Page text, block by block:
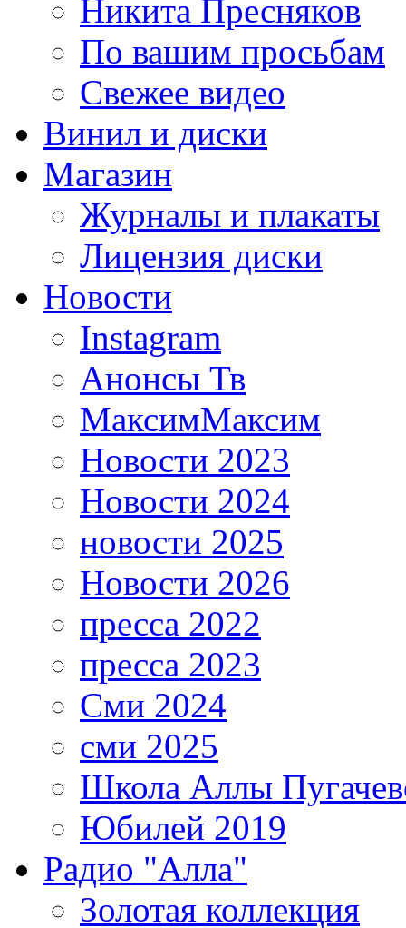
Никита Пресняков
По вашим просьбам
Свежее видео
Винил и диски
Магазин
Журналы и плакаты
Лицензия диски
Новости
Instagram
Анонсы Тв
МаксимМаксим
Новости 2023
Новости 2024
новости 2025
Новости 2026
пресса 2022
пресса 2023
Сми 2024
сми 2025
Школа Аллы
Юбилей 2019
Радио "Алла"
Золотая коллекция